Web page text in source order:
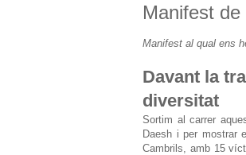
Manifest
Manifest al qual ens
Davant la
diversitat
Sortim al carrer
Daesh i per mostrar
Cambrils, amb 15